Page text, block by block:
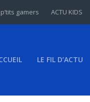
gamers ACTU KIDS
LE FIL D’ACTU